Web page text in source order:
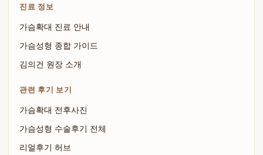
진료 정보
가슴확대 진료 안내
가슴성형 종합 가이드
김의건 원장 소개
관련 후기 보기
가슴확대 전후사진
가슴성형 수술후기 전체
리얼후기 허브